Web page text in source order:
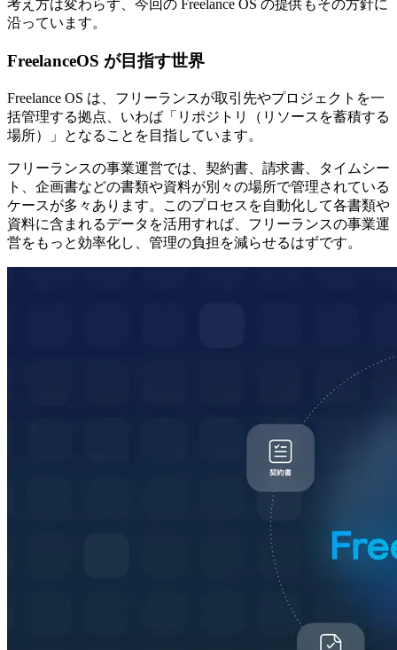
考え方は変わらず、今回の Freelance OS の提供もその方針に
沿っています。
FreelanceOS が目指す世界
Freelance OS は、フリーランスが取引先やプロジェクトを一
括管理する拠点、いわば「リポジトリ（リソースを蓄積する
場所）」となることを目指しています。
フリーランスの事業運営では、契約書、請求書、タイムシー
ト、企画書などの書類や資料が別々の場所で管理されている
ケースが多々あります。このプロセスを自動化して各書類や
資料に含まれるデータを活用すれば、フリーランスの事業運
営をもっと効率化し、管理の負担を減らせるはずです。